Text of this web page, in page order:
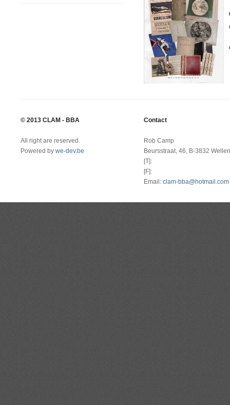
© 2013 CLAM - BBA
All right are reserved.
Powered by we-dev.be
Contact
Rob Camp
Beursstraat, 46, B-3832 Wellen
[T]:
[F]:
Email: clam-bba@hotmail.com